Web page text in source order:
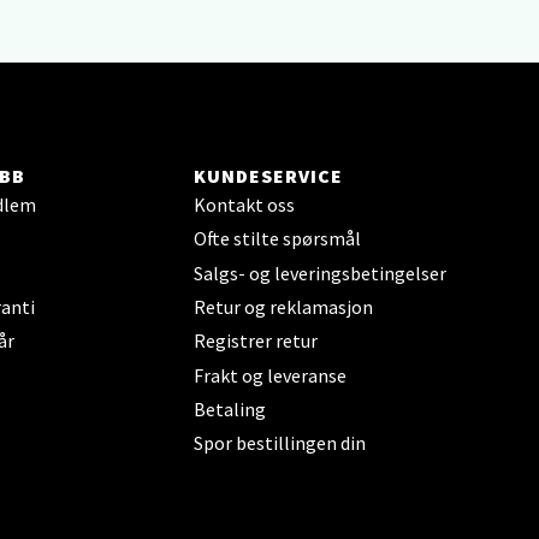
KUNDESERVICE
Kontakt oss
Ofte stilte spørsmål
Salgs- og leveringsbetingelser
Retur og reklamasjon
Registrer retur
Frakt og leveranse
Betaling
Spor bestillingen din